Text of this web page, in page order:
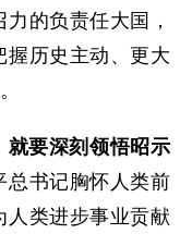
的负责任大国，
握历史主动、更大
就要深刻领悟昭示
总书记胸怀人类前
人类进步事业贡献